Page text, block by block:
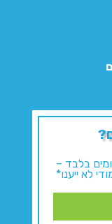
בלבד –
לא ייענו*